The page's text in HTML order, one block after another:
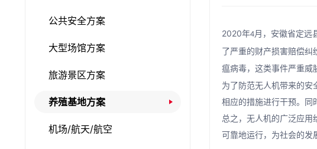
公共安全方案
大型场馆方案
旅游景区方案
养殖基地方案
机场/航天/航空
2020年4月，安徽省定远
了严重的财产损害赔偿纠
瘟病毒，这类事件严重威
为了防范无人机带来的安
相应的措施进行干预。同
总之，无人机的广泛应
可靠地运行，为社会的发